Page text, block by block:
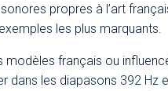
propres à l’art
les plus marquants.
modèles français ou
dans les diapasons 392 Hz